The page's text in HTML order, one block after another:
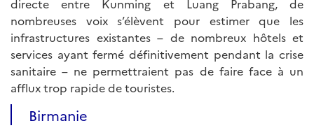
directe entre Kunming et Luang Prabang, de
nombreuses voix s’élèvent pour estimer que les
infrastructures existantes – de nombreux hôtels et
services ayant fermé définitivement pendant la crise
sanitaire – ne permettraient pas de faire face à un
afflux trop rapide de touristes.
Birmanie